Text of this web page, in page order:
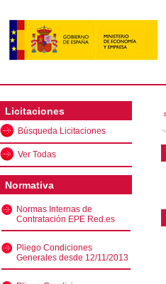
Licitaciones
Búsqueda Licitaciones
Ver Todas
Normativa
Normas Internas de
Contratación EPE Red.es
Pliego Condiciones
Generales desde 12/11/2013